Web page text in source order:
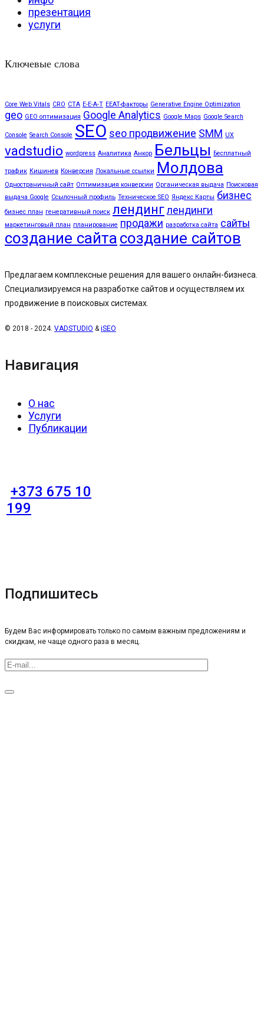
презентация
услуги
Ключевые слова
Core Web Vitals CRO CTA E-E-A-T EEAT-факторы Generative Engine Optimization
geo GEO оптимизация Google Analytics Google Maps Google Search
Console Search Console SEO seo продвижение SMM UX
vadstudio wordpress Аналитика Анкор Бельцы Бесплатный
трафик Кишинев Конверсия Локальные ссылки Молдова
Одностраничный сайт Оптимизация конверсии Органическая выдача Поисковая
выдача Google Ссылочный профиль Техническое SEO Яндекс Карты бизнес
бизнес план генеративный поиск лендинг лендинги
маркетинговый план планирование продажи разработка сайта сайты
создание сайта создание сайтов
Предлагаем комплексные решения для вашего онлайн-бизнеса.
Специализируемся на разработке сайтов и осуществляем их
продвижение в поисковых системах.
© 2018 - 2024. VADSTUDIO & iSEO
Навигация
О нас
Услуги
Публикации
+373 675 10
199
Подпишитесь
Будем Вас информировать только по самым важным предложениям и
скидкам, не чаще одного раза в месяц.